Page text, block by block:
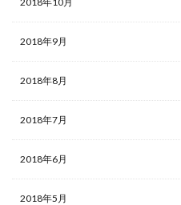
2018年9月
2018年8月
2018年7月
2018年6月
2018年5月